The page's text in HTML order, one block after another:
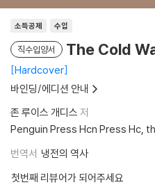
소득공제 수입
직수입양서 The Cold
Hardcover
바인딩/에디션 안내
존 루이스 개디스 저
Penguin Press Hcn Press Hc,
번역서 냉전의 역사
첫번째 리뷰어가 되어주세요